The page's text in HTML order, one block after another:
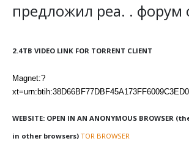
предложил реа. . форум
2.4TB VIDEO LINK FOR TORRENT CLIENT
Magnet:?
WEBSITE: OPEN IN AN ANONYMOUS BROWSER
in other browsers) TOR BROWSER